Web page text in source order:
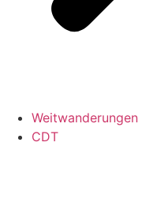
Weitwanderungen
CDT